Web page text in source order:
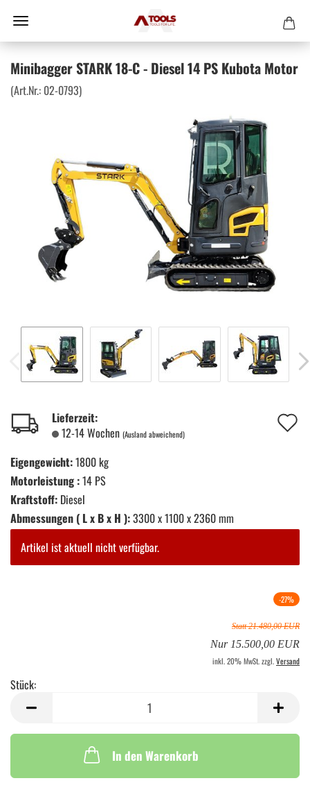
Minibagger STARK 18-C - Diesel 14 PS Kubota Motor
(Art.Nr.: 02-0793)
Lieferzeit:
12-14 Wochen (Ausland abweichend)
Eigengewicht:1800 kg
Motorleistung :14 PS
Kraftstoff: Diesel
Abmessungen ( L x B x H ):3300 x 1100 x 2360 mm
Artikel ist aktuell nicht verfügbar.
-27%
Statt 21.480,00 EUR
Nur 15.500,00 EUR
inkl. 20% MwSt. zzgl.Versand
Stück:
In den Warenkorb